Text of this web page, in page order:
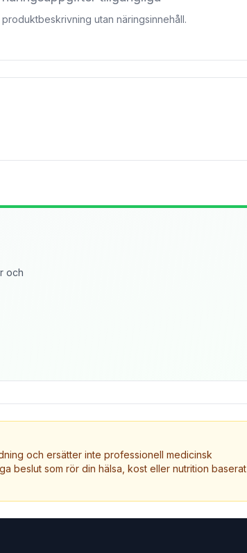
utan näringsinnehåll.
och
och ersätter inte professionell medicinsk
beslut som rör din hälsa, kost eller nutrition baserat